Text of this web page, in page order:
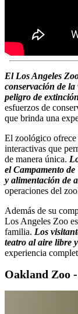
El Los Angeles
conservación de la
peligro de
esfuerzos de
que brinda una
El zoológico ofrece
interactivas que
de manera única.
el Campamento
y alimentación de
operaciones del
Además de su
Los Angeles Zoo
familia. Los
teatro al aire libre
experiencia
Oakland Zoo